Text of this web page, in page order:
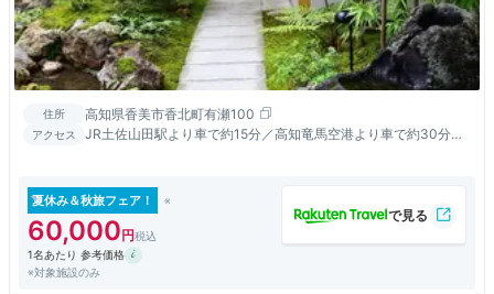
住所 高知県香美市香北町有瀬100
アクセス
JR土佐山田駅より車で約15分／高知竜馬空港より車で約30分／
夏休み＆秋旅フェア！
60,000
1名あたり 参考価格
※対象施設のみ